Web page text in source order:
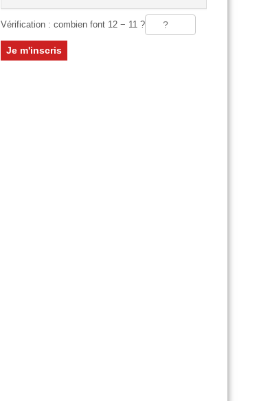
Vérification : combien font 12 − 11 ?